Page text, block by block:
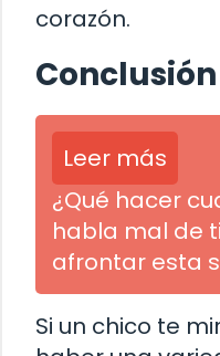
corazón.
Conclusión
Leer más
¿Qué hacer
habla mal de
afrontar esta
Si un chico te